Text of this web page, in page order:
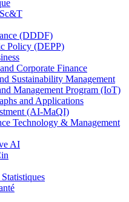
(DDDF)
Policy (DEPP)
Corporate Finance
Sustainability Management
Management Program (IoT)
and Applications
(AI-MaQI)
Technology & Management
AI